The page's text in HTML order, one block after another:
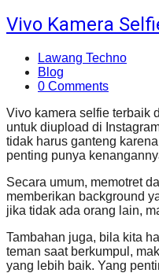
Vivo Kamera
Lawang Techno
Blog
0 Comments
Vivo kamera selfie terbaik
untuk diupload di
tidak harus ganteng
penting punya
Secara umum, memotret
memberikan background
jika tidak ada orang lain,
Tambahan juga, bila kita
teman saat berkumpul,
yang lebih baik. Yang